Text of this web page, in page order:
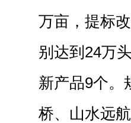
万亩，提标
别达到24万
新产品9个。
桥、山水远